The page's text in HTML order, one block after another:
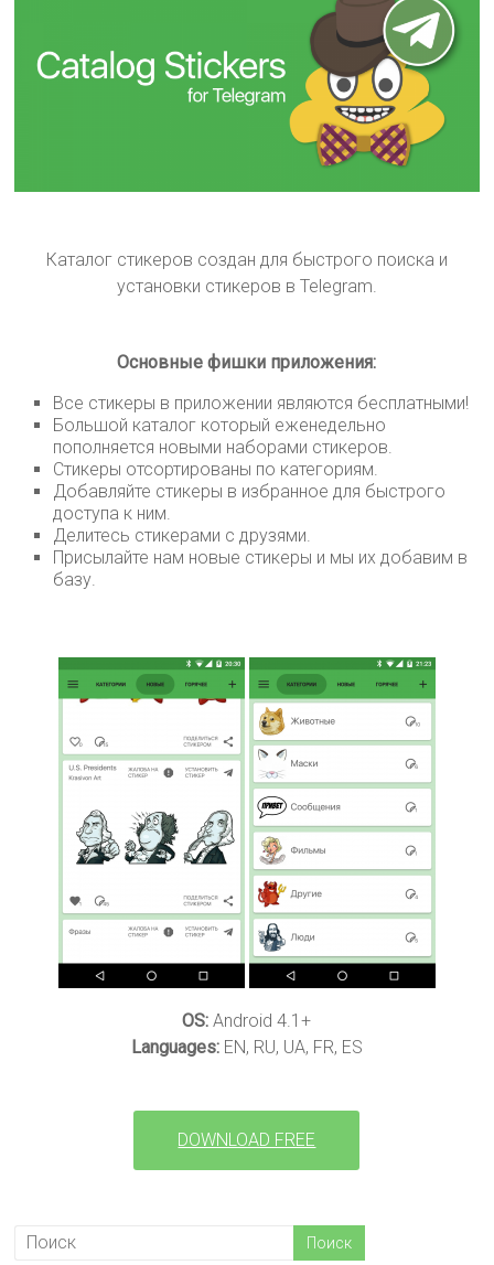
Каталог стикеров создан для быстрого поиска и
установки стикеров в Telegram.
Основные фишки приложения:
Все стикеры в приложении являются бесплатными!
Большой каталог который еженедельно
пополняется новыми наборами стикеров.
Стикеры отсортированы по категориям.
Добавляйте стикеры в избранное для быстрого
доступа к ним.
Делитесь стикерами с друзями.
Присылайте нам новые стикеры и мы их добавим в
базу.
OS: Android 4.1+
Languages:EN, RU, UA, FR, ES
DOWNLOAD FREE